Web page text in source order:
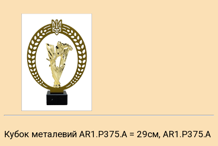
Кубок металевий AR1.P375.A = 29см, AR1.P375.A